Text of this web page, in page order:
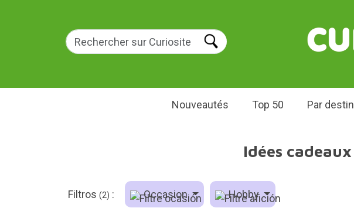
Nouveautés Top 50 Par
Idées
Filtros (2) : Occasion Hobby